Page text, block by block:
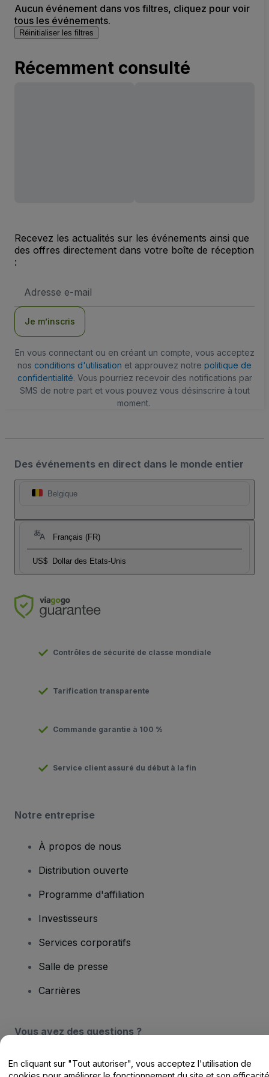
Aucun événement dans vos filtres, cliquez pour voir
tous les événements.
Réinitialiser les filtres
Récemment consulté
Recevez les actualités sur les événements ainsi que
des offres directement dans votre boîte de réception
:
e-
Je m’inscris
En vous connectant ou en créant un compte, vous acceptez
nos conditions d'utilisation et approuvez notre politique de
confidentialité. Vous pourriez recevoir des notifications par
SMS de notre part et vous pouvez vous désinscrire à tout
moment.
Des événements en direct dans le monde entier
Belgique
Français (FR)
US$ Dollar des Etats-Unis
Contrôles de sécurité de classe mondiale
Tarification transparente
Commande garantie à 100 %
Service client assuré du début à la fin
Notre entreprise
À propos de nous
Distribution ouverte
Programme d'affiliation
Investisseurs
Services corporatifs
Salle de presse
Carrières
Vous avez des questions ?
Centre d'assistance / Nous contacter
En cliquant sur "Tout autoriser", vous acceptez l'utilisation de